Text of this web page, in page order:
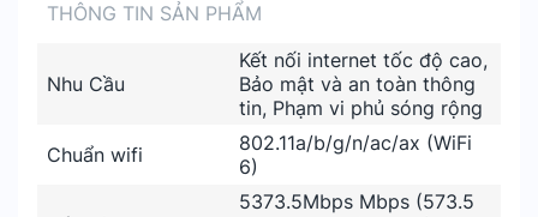
THÔNG TIN SẢN PHẨM
Nhu Cầu
Kết nối internet tốc độ cao,
Bảo mật và an toàn thông
tin, Phạm vi phủ sóng rộng
Chuẩn wifi
802.11a/b/g/n/ac/ax (WiFi
6)
5373.5Mbps Mbps (573.5